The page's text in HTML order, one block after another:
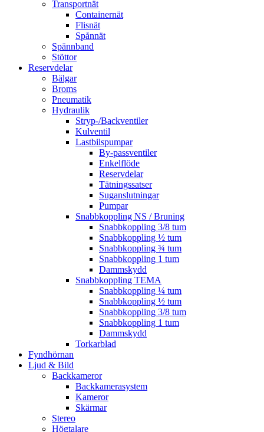
Transportnät
Containernät
Flisnät
Spånnät
Spännband
Stöttor
Reservdelar
Bälgar
Broms
Pneumatik
Hydraulik
Stryp-/Backventiler
Kulventil
Lastbilspumpar
By-passventiler
Enkelflöde
Reservdelar
Tätningssatser
Suganslutningar
Pumpar
Snabbkoppling NS / Bruning
Snabbkoppling 3/8 tum
Snabbkoppling ½ tum
Snabbkoppling ¾ tum
Snabbkoppling 1 tum
Dammskydd
Snabbkoppling TEMA
Snabbkoppling ¼ tum
Snabbkoppling ½ tum
Snabbkoppling 3/8 tum
Snabbkoppling 1 tum
Dammskydd
Torkarblad
Fyndhörnan
Ljud & Bild
Backkameror
Backkamerasystem
Kameror
Skärmar
Stereo
Högtalare